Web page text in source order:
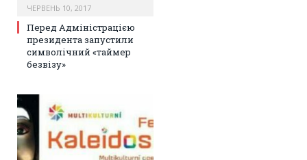
ЧЕРВЕНЬ 10, 2017
Перед Адміністрацією
президента запустили
символічний «таймер
безвізу»